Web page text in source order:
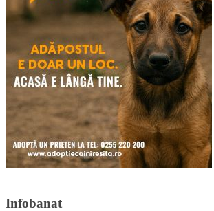
Infobanat